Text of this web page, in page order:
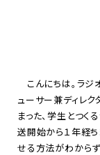
こんにちは。ラジ
ューサー兼ディレク
まった、学生とつく
送開始から１年経
せる方法がわから